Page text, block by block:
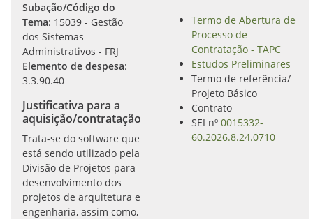
Subação/Código do
Tema: 15039 - Gestão
dos Sistemas
Administrativos - FRJ
Elemento de despesa:
3.3.90.40
Justificativa para a
aquisição/contratação
Trata-se do software que
está sendo utilizado pela
Divisão de Projetos para
desenvolvimento dos
projetos de arquitetura e
engenharia, assim como,
Termo de Abertura de
Processo de
Contratação - TAPC
Estudos Preliminares
Termo de referência/
Projeto Básico
Contrato
SEI nº 0015332-
60.2026.8.24.0710